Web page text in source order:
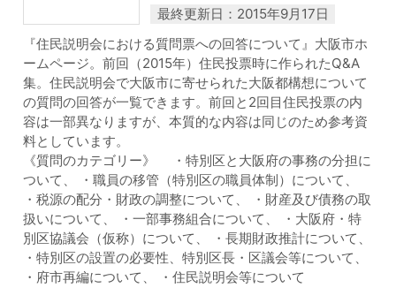
最終更新日：2015年9月17日
『住民説明会における質問票への回答について』大阪市ホ
ームページ。前回（2015年）住民投票時に作られたQ&A
集。住民説明会で大阪市に寄せられた大阪都構想について
の質問の回答が一覧できます。前回と2回目住民投票の内
容は一部異なりますが、本質的な内容は同じのため参考資
料としています。
《質問のカテゴリー》 ・特別区と大阪府の事務の分担に
ついて、 ・職員の移管（特別区の職員体制）について、
・税源の配分・財政の調整について、 ・財産及び債務の取
扱いについて、 ・一部事務組合について、 ・大阪府・特
別区協議会（仮称）について、 ・長期財政推計について、
・特別区の設置の必要性、特別区長・区議会等について、
・府市再編について、 ・住民説明会等について